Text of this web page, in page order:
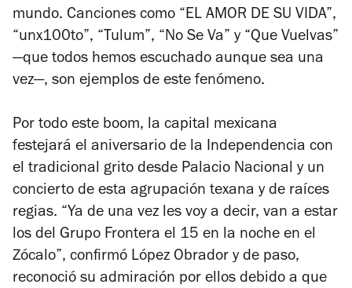
mundo. Canciones como “EL AMOR DE SU VIDA”,
“unx100to”, “Tulum”, “No Se Va” y “Que Vuelvas”
—que todos hemos escuchado aunque sea una
vez—, son ejemplos de este fenómeno.
Por todo este boom, la capital mexicana
festejará el aniversario de la Independencia con
el tradicional grito desde Palacio Nacional y un
concierto de esta agrupación texana y de raíces
regias. “Ya de una vez les voy a decir, van a estar
los del Grupo Frontera el 15 en la noche en el
Zócalo”, confirmó López Obrador y de paso,
reconoció su admiración por ellos debido a que